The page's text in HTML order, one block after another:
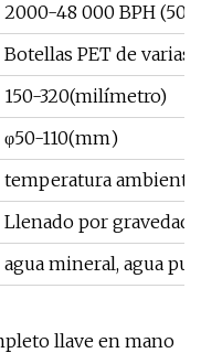
2000-48 000 BPH
Botellas PET de varias
150-320(milímetro)
φ50-110(mm)
temperatura ambiente
Llenado por gravedad
agua mineral, agua
llave en mano